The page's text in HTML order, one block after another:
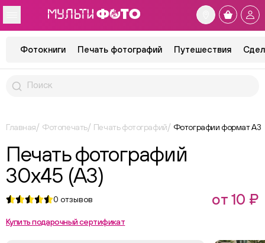
Фотокниги Печать фотографий Путешествия
Главная Фотопечать Печать фотографий Фотографии формат А3
Печать фотографий
30x45 (А3)
0 отзывов от 10 ₽
Купить подарочный сертификат